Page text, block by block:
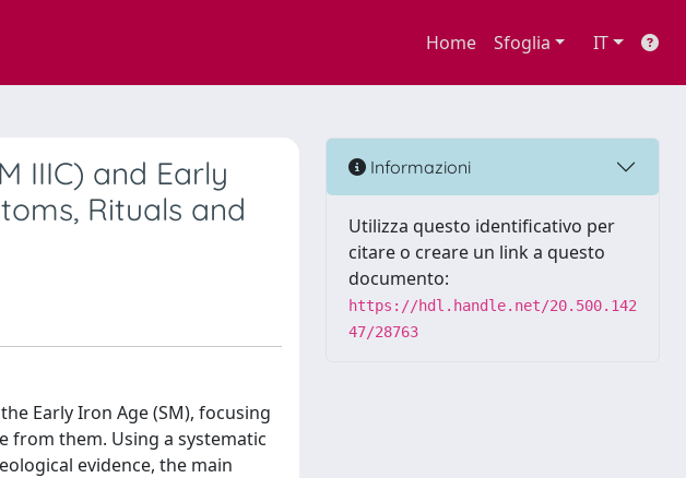
Home Sfoglia IT
IIIC) and Early
Rituals and
Early Iron Age (SM), focusing
from them. Using a systematic
evidence, the main
Informazioni
Utilizza questo identificativo per
citare o creare un link a questo
documento:
https://hdl.handle.net/20.500.142
47/28763